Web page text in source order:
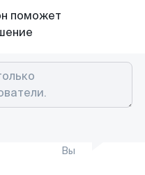
поможет
Вы